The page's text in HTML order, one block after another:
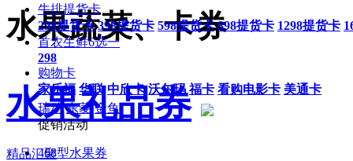
牛排提货卡
298提货卡 398提货卡 598提货卡 898提货卡 1298提货卡
首农生鲜6选一
298
购物卡
家乐福 华联 中欣卡 沃尔玛 福卡 看购电影卡 美通卡
瑞动 东菱 金鱼
促销活动
精品汇聚
水果蔬菜、卡券
水果礼品券
468型水果券